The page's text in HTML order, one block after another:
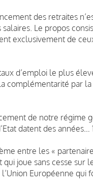
des retraites
Le propos
exclusivement de
d’emploi le plus
complémentarité par
de notre régime
datent des années…
entre les «
joue sans cesse sur
Européenne qui